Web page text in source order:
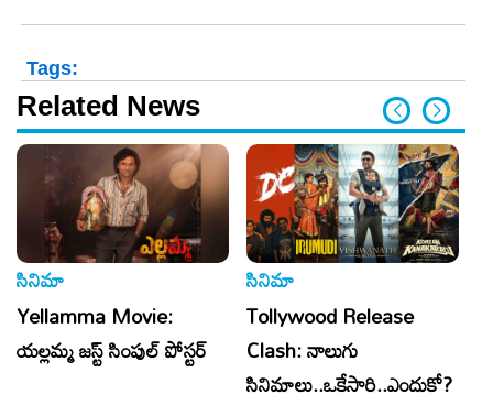
Tags:
Related News
సినిమా
Yellamma Movie:
యల్లమ్మ జస్ట్ సింపుల్ పోస్టర్
సినిమా
Tollywood Release
Clash: నాలుగు
సినిమాలు..ఒకేసారి..ఎందుకో?